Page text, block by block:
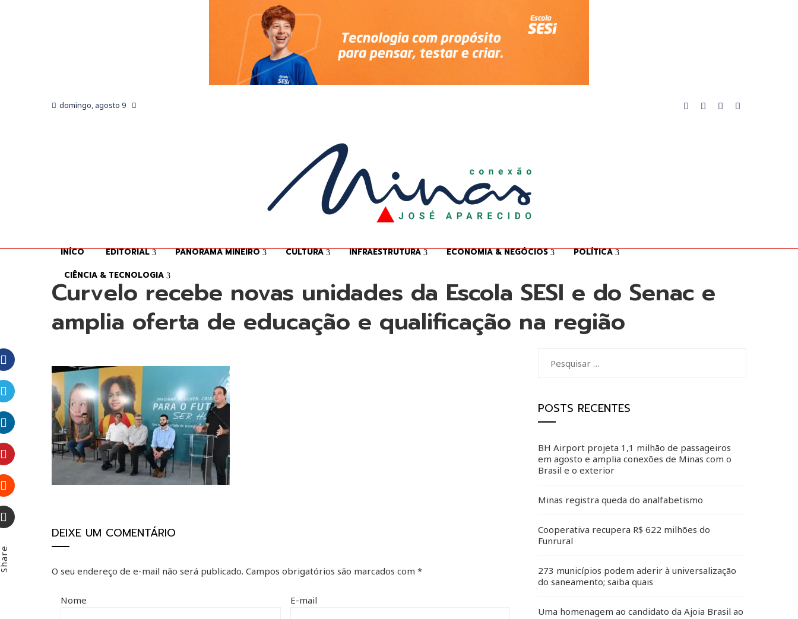
domingo, agosto 9
INÍCO EDITORIAL PANORAMA MINEIRO CULTURA INFRAESTRUTURA ECONOMIA & NEGÓCIOS POLÍTICA
CIÊNCIA & TECNOLOGIA
Curvelo recebe novas unidades da Escola SESI e do Senac e
amplia oferta de educação e qualificação na região
Facebook
Twitter
LinkedIn
Pinterest
Stumbleupon
DEIXE UM COMENTÁRIO
O seu endereço de e-mail não será publicado. Campos obrigatórios são marcados com *
Nome E-mail
por:
POSTS RECENTES
BH Airport projeta 1,1 milhão de passageiros
em agosto e amplia conexões de Minas com o
Brasil e o exterior
Minas registra queda do analfabetismo
Cooperativa recupera R$ 622 milhões do
Funrural
273 municípios podem aderir à universalização
do saneamento; saiba quais
Uma homenagem ao candidato da Ajoia Brasil ao